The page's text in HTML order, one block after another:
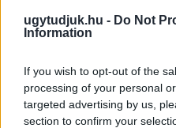
ugytudjuk.hu - Do Not
Information
If you wish to opt-out of the
processing of your personal
targeted advertising by us,
section to confirm your
CSILLAGOK,
NAPFOGYATKOZÁS:
PROGRAMOK JÖNNEK